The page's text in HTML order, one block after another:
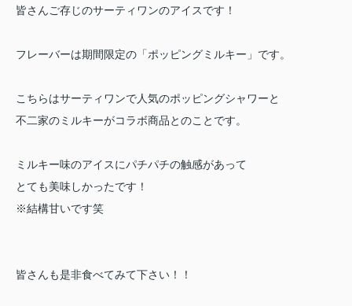
皆さんご存じのサーティワンのアイスです！
フレーバーは期間限定の「ポッピングミルキー」です。
こちらはサーティワンで人気のポッピングシャワーと
不二家のミルキーがコラボ商品とのことです。
ミルキー味のアイスにパチパチの触感があって
とても美味しかったです！
※結構甘いです笑
皆さんも是非食べてみて下さい！！